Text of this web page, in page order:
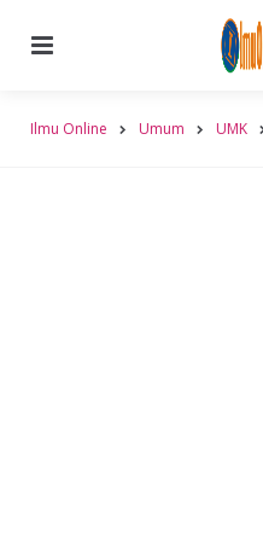
Ilmu Online Umum UMK